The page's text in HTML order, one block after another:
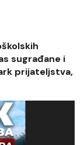
sugrađane i
prijateljstva,